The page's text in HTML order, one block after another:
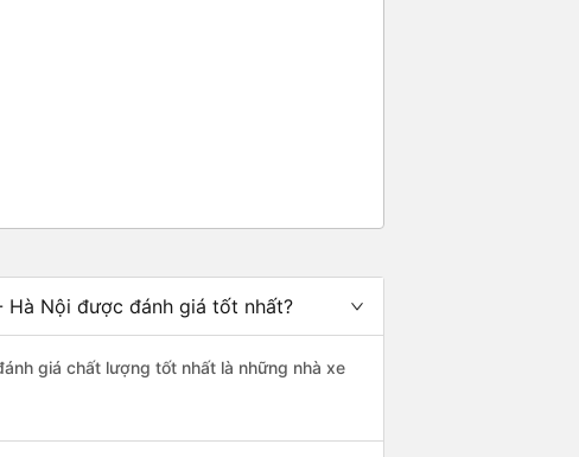
Hà Nội được đánh giá tốt nhất?
giá chất lượng tốt nhất là những nhà xe